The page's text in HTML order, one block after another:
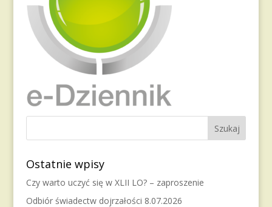
Ostatnie wpisy
Czy warto uczyć się w XLII LO? – zaproszenie
Odbiór świadectw dojrzałości 8.07.2026